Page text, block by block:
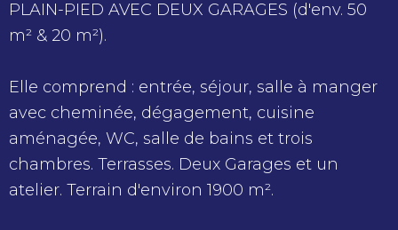
PLAIN-PIED AVEC DEUX GARAGES (d'env. 50
m² & 20 m²).
Elle comprend : entrée, séjour, salle à manger
avec cheminée, dégagement, cuisine
aménagée, WC, salle de bains et trois
chambres. Terrasses. Deux Garages et un
atelier. Terrain d'environ 1900 m².